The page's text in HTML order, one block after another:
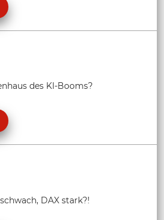
des KI-Booms?
DAX stark?!